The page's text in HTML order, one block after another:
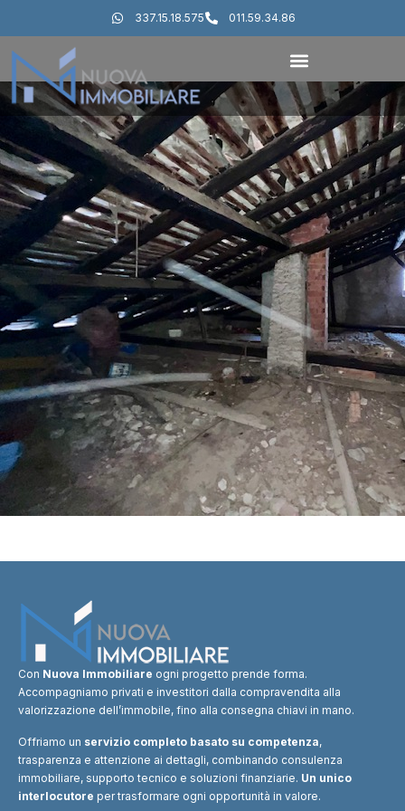
337.15.18.575 011.59.34.86
Con Nuova Immobiliare ogni progetto prende forma.
Accompagniamo privati e investitori dalla compravendita alla
valorizzazione dell’immobile, fino alla consegna chiavi in mano.
Offriamo un servizio completo basato su competenza,
trasparenza e attenzione ai dettagli, combinando consulenza
immobiliare, supporto tecnico e soluzioni finanziarie. Un unico
interlocutore per trasformare ogni opportunità in valore.